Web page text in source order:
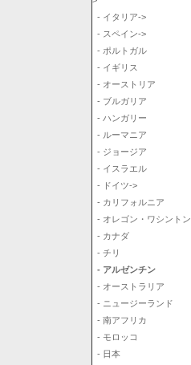
- イタリア->
- スペイン->
- ポルトガル
- イギリス
- オーストリア
- ブルガリア
- ハンガリー
- ルーマニア
- ジョージア
- イスラエル
- ドイツ->
- カリフォルニア
- オレゴン・ワシントン
- カナダ
- チリ
- アルゼンチン
- オーストラリア
- ニュージーランド
- 南アフリカ
- モロッコ
- 日本